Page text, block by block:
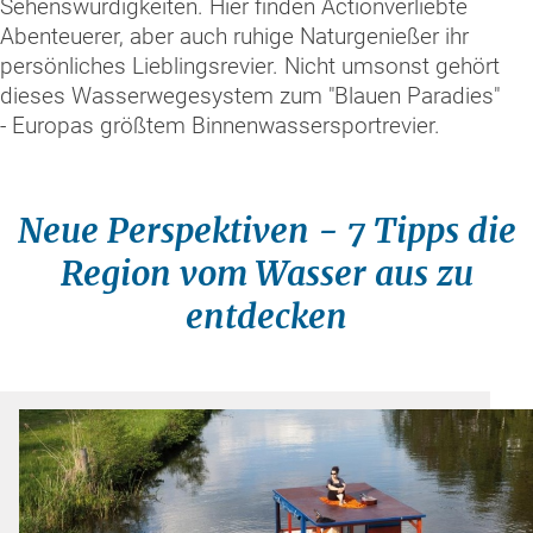
Sehenswürdigkeiten. Hier finden Actionverliebte
Abenteuerer, aber auch ruhige Naturgenießer ihr
persönliches Lieblingsrevier. Nicht umsonst gehört
dieses Wasserwegesystem zum "Blauen Paradies"
- Europas größtem Binnenwassersportrevier.
Neue Perspektiven - 7 Tipps die
Region vom Wasser aus zu
entdecken